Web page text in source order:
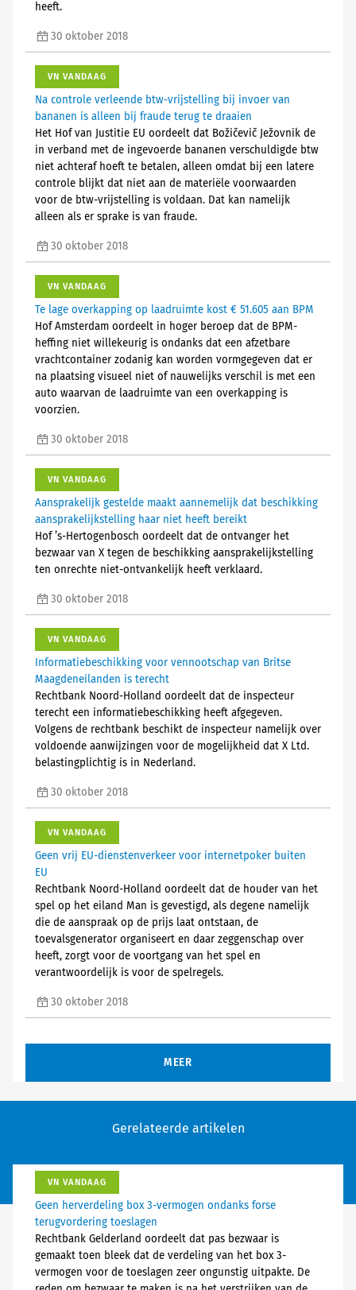
heeft.
30 oktober 2018
VN VANDAAG
Na controle verleende btw-vrijstelling bij invoer van
bananen is alleen bij fraude terug te draaien
Het Hof van Justitie EU oordeelt dat Božičevič Ježovnik de
in verband met de ingevoerde bananen verschuldigde btw
niet achteraf hoeft te betalen, alleen omdat bij een latere
controle blijkt dat niet aan de materiële voorwaarden
voor de btw-vrijstelling is voldaan. Dat kan namelijk
alleen als er sprake is van fraude.
30 oktober 2018
VN VANDAAG
Te lage overkapping op laadruimte kost € 51.605 aan BPM
Hof Amsterdam oordeelt in hoger beroep dat de BPM-
heffing niet willekeurig is ondanks dat een afzetbare
vrachtcontainer zodanig kan worden vormgegeven dat er
na plaatsing visueel niet of nauwelijks verschil is met een
auto waarvan de laadruimte van een overkapping is
voorzien.
30 oktober 2018
VN VANDAAG
Aansprakelijk gestelde maakt aannemelijk dat beschikking
aansprakelijkstelling haar niet heeft bereikt
Hof ’s-Hertogenbosch oordeelt dat de ontvanger het
bezwaar van X tegen de beschikking aansprakelijkstelling
ten onrechte niet-ontvankelijk heeft verklaard.
30 oktober 2018
VN VANDAAG
Informatiebeschikking voor vennootschap van Britse
Maagdeneilanden is terecht
Rechtbank Noord-Holland oordeelt dat de inspecteur
terecht een informatiebeschikking heeft afgegeven.
Volgens de rechtbank beschikt de inspecteur namelijk over
voldoende aanwijzingen voor de mogelijkheid dat X Ltd.
belastingplichtig is in Nederland.
30 oktober 2018
VN VANDAAG
Geen vrij EU-dienstenverkeer voor internetpoker buiten
EU
Rechtbank Noord-Holland oordeelt dat de houder van het
spel op het eiland Man is gevestigd, als degene namelijk
die de aanspraak op de prijs laat ontstaan, de
toevalsgenerator organiseert en daar zeggenschap over
heeft, zorgt voor de voortgang van het spel en
verantwoordelijk is voor de spelregels.
30 oktober 2018
MEER
Gerelateerde artikelen
VN VANDAAG
Geen herverdeling box 3-vermogen ondanks forse
terugvordering toeslagen
Rechtbank Gelderland oordeelt dat pas bezwaar is
gemaakt toen bleek dat de verdeling van het box 3-
vermogen voor de toeslagen zeer ongunstig uitpakte. De